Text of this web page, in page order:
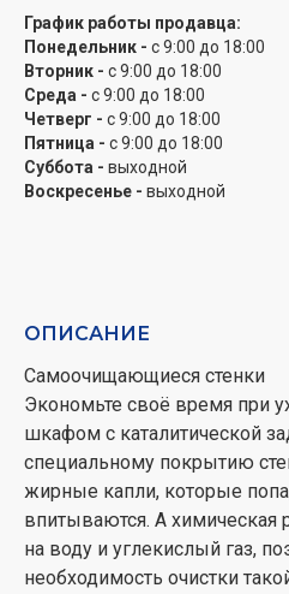
График работы продавца:
Понедельник - с 9:00 до 18:00
Вторник - с 9:00 до 18:00
Среда - с 9:00 до 18:00
Четверг - с 9:00 до 18:00
Пятница - с 9:00 до 18:00
Суббота - выходной
Воскресенье - выходной
ОПИСАНИЕ
Самоочищающиеся стенки
Экономьте своё время при
шкафом с каталитической
специальному покрытию
жирные капли, которые
впитываются. А химическая
на воду и углекислый газ,
необходимость очистки